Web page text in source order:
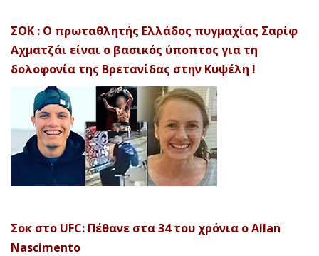
ΣΟΚ : Ο πρωταθλητής Ελλάδος πυγμαχίας Σαρίφ
Αχματζάι είναι ο βασικός ύποπτος για τη
δολοφονία της Βρετανίδας στην Κυψέλη !
Σοκ στο UFC: Πέθανε στα 34 του χρόνια ο Allan
Nascimento